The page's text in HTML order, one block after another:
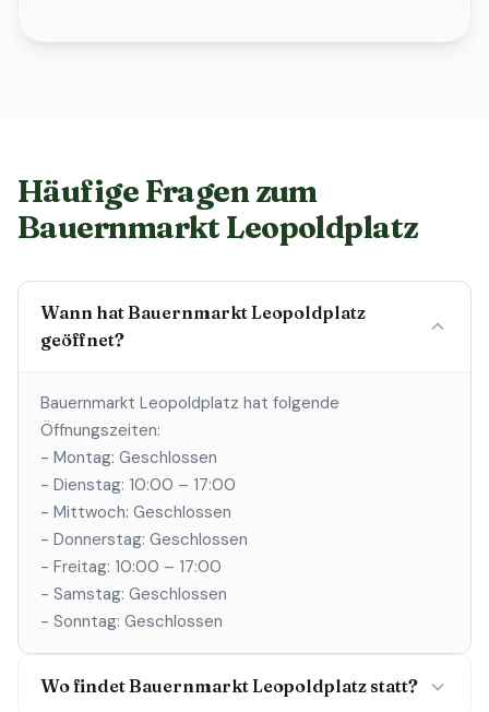
Häufige Fragen zum
Bauernmarkt Leopoldplatz
Wann hat Bauernmarkt Leopoldplatz
geöffnet?
Bauernmarkt Leopoldplatz hat folgende
Öffnungszeiten:
- Montag: Geschlossen
- Dienstag: 10:00 – 17:00
- Mittwoch: Geschlossen
- Donnerstag: Geschlossen
- Freitag: 10:00 – 17:00
- Samstag: Geschlossen
- Sonntag: Geschlossen
Wo findet Bauernmarkt Leopoldplatz statt?